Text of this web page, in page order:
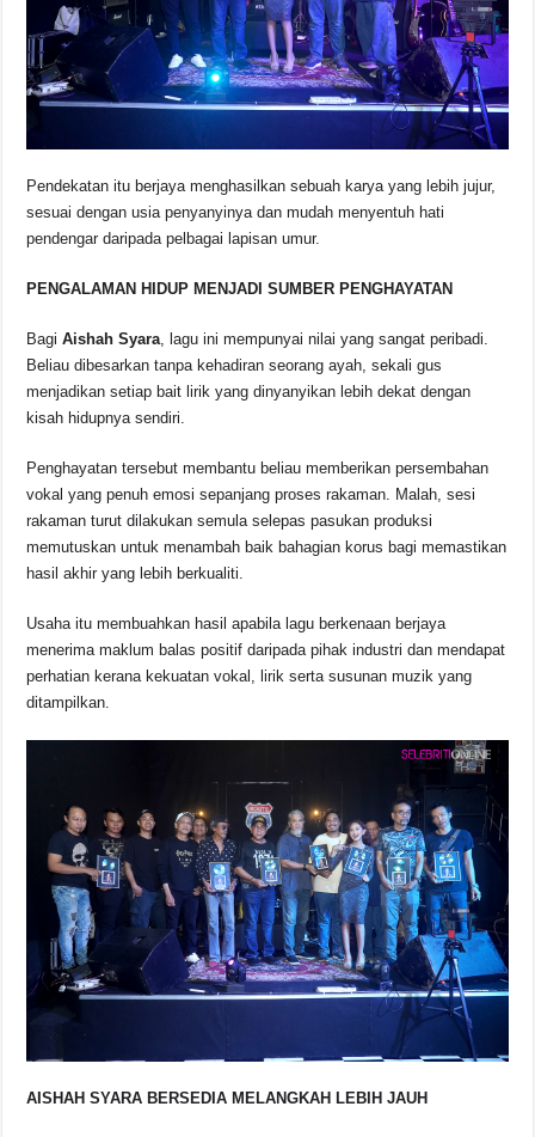
Pendekatan itu berjaya menghasilkan sebuah karya yang lebih jujur,
sesuai dengan usia penyanyinya dan mudah menyentuh hati
pendengar daripada pelbagai lapisan umur.
PENGALAMAN HIDUP MENJADI SUMBER PENGHAYATAN
BagiAishah Syara, lagu ini mempunyai nilai yang sangat peribadi.
Beliau dibesarkan tanpa kehadiran seorang ayah, sekali gus
menjadikan setiap bait lirik yang dinyanyikan lebih dekat dengan
kisah hidupnya sendiri.
Penghayatan tersebut membantu beliau memberikan persembahan
vokal yang penuh emosi sepanjang proses rakaman. Malah, sesi
rakaman turut dilakukan semula selepas pasukan produksi
memutuskan untuk menambah baik bahagian korus bagi memastikan
hasil akhir yang lebih berkualiti.
Usaha itu membuahkan hasil apabila lagu berkenaan berjaya
menerima maklum balas positif daripada pihak industri dan mendapat
perhatian kerana kekuatan vokal, lirik serta susunan muzik yang
ditampilkan.
AISHAH SYARA BERSEDIA MELANGKAH LEBIH JAUH